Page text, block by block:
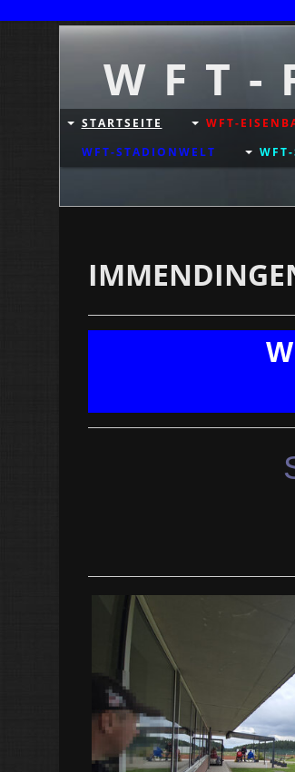
W F T -
STARTSEITE WFT-
WFT-STADIONWELT